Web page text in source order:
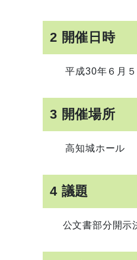
2 開催日時
平成30年６月５
3 開催場所
高知城ホール
4 議題
公文書部分開示決